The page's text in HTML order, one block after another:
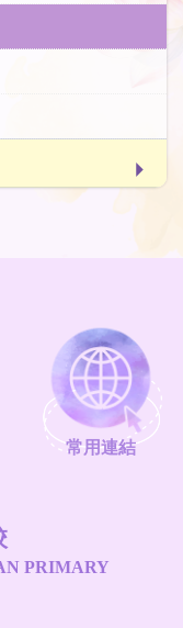
常用連結
PRIMARY